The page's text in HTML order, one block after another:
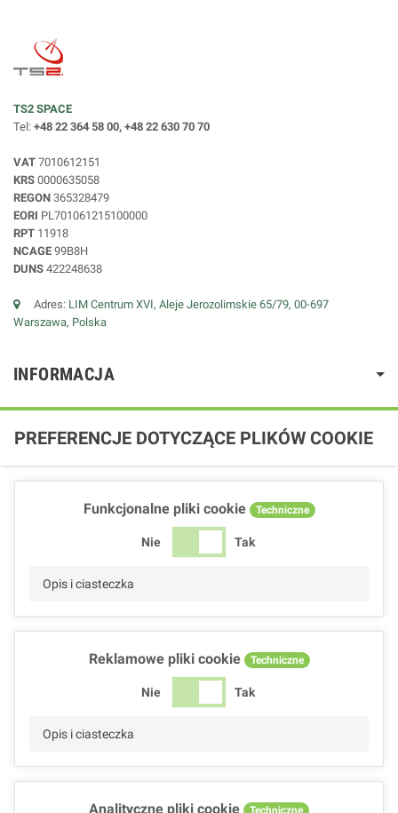
TS2 SPACE
Tel: +48 22 364 58 00, +48 22 630 70 70
VAT 7010612151
KRS 0000635058
REGON 365328479
EORI PL701061215100000
RPT 11918
NCAGE 99B8H
DUNS 422248638
Adres: LIM Centrum XVI, Aleje Jerozolimskie 65/79, 00-697
Warszawa, Polska
INFORMACJA
PREFERENCJE DOTYCZĄCE PLIKÓW COOKIE
Funkcjonalne pliki cookie Techniczne
Nie Tak
Opis i ciasteczka
Reklamowe pliki cookie Techniczne
Nie Tak
Opis i ciasteczka
Analityczne pliki cookie Techniczne